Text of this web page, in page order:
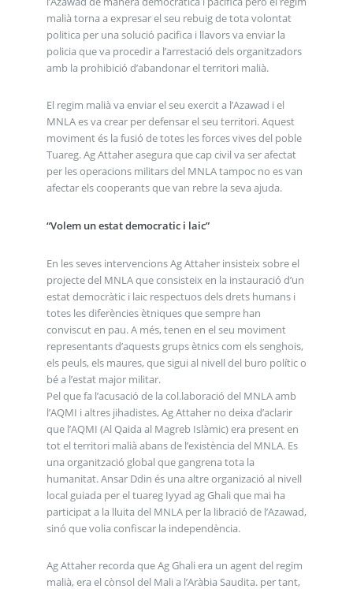
malià torna a expresar el seu rebuig de tota volontat
politica per una solució pacifica i llavors va enviar la
policia que va procedir a l’arrestació dels organitzadors
amb la prohibició d’abandonar el territori malià.
El regim malià va enviar el seu exercit a l’Azawad i el
MNLA es va crear per defensar el seu territori. Aquest
moviment és la fusió de totes les forces vives del poble
Tuareg. Ag Attaher asegura que cap civil va ser afectat
per les operacions militars del MNLA tampoc no es van
afectar els cooperants que van rebre la seva ajuda.
“Volem un estat democratic i laic”
En les seves intervencions Ag Attaher insisteix sobre el
projecte del MNLA que consisteix en la instauració d’un
estat democràtic i laic respectuos dels drets humans i
totes les diferències ètniques que sempre han
conviscut en pau. A més, tenen en el seu moviment
representants d’aquests grups ètnics com els senghois,
els peuls, els maures, que sigui al nivell del buro polític o
bé a l’estat major militar.
Pel que fa l’acusació de la col.laboració del MNLA amb
l’AQMI i altres jihadistes, Ag Attaher no deixa d’aclarir
que l’AQMI (Al Qaida al Magreb Islàmic) era present en
tot el territori malià abans de l’existència del MNLA. Es
una organització global que gangrena tota la
humanitat. Ansar Ddin és una altre organizació al nivell
local guiada per el tuareg Iyyad ag Ghali que mai ha
participat a la lluita del MNLA per la libració de l’Azawad,
sinó que volia confiscar la independència.
Ag Attaher recorda que Ag Ghali era un agent del regim
malià, era el cònsol del Mali a l’Aràbia Saudita. per tant,